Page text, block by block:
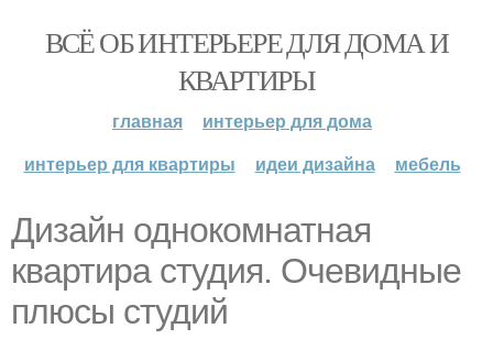
ВСЁ ОБ ИНТЕРЬЕРЕ ДЛЯ ДОМА И
КВАРТИРЫ
главная
интерьер для дома
интерьер для квартиры
идеи дизайна мебель
Дизайн однокомнатная
квартира студия. Очевидные
плюсы студий